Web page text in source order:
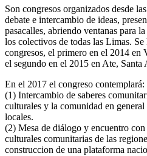
Son congresos organizados desde
debate e intercambio de ideas,
pasacalles, abriendo ventanas para
los colectivos de todas las Limas.
congresos, el primero en el 2014
el segundo en el 2015 en Ate, Santa
En el 2017 el congreso contemplará:
(1) Intercambio de saberes
culturales y la comunidad en
locales.
(2) Mesa de diálogo y encuentro con
culturales comunitarias de las
construccion de una plataforma